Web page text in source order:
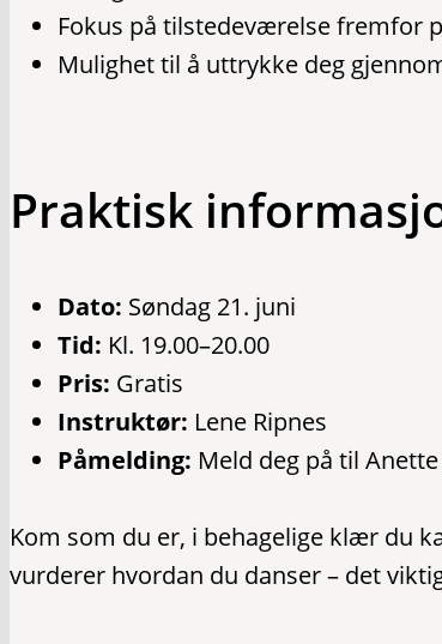
Fokus på tilstedeværelse fremfor
Mulighet til å uttrykke deg
Praktisk
Dato: Søndag 21. juni
Tid: Kl. 19.00–20.00
Pris: Gratis
Instruktør: Lene Ripnes
Påmelding: Meld deg på til
Kom som du er, i behagelige klær du
vurderer hvordan du danser – det